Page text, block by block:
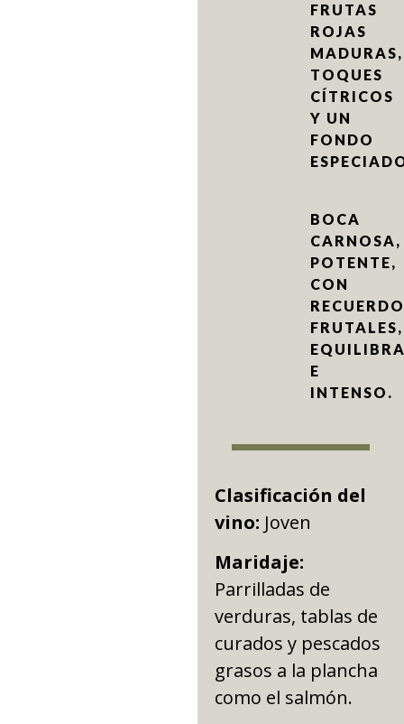
FRUTAS
ROJAS
MADURAS,
TOQUES
CÍTRICOS
Y UN
FONDO
BOCA
CARNOSA,
POTENTE,
CON
FRUTALES,
E
INTENSO.
Clasificación del
vino: Joven
Maridaje:
Parrilladas de
verduras, tablas de
curados y pescados
grasos a la plancha
como el salmón.